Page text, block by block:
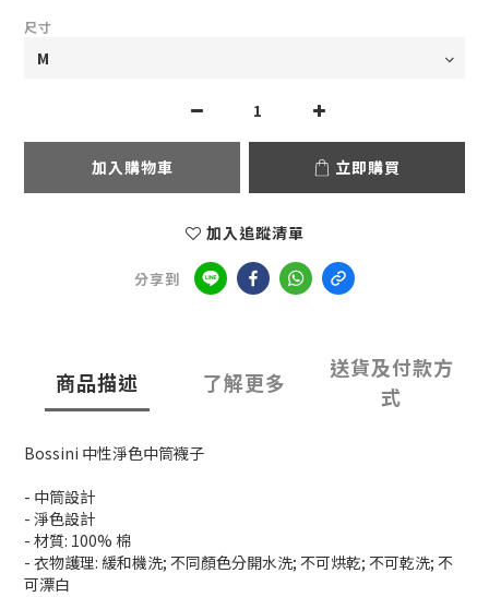
尺寸
加入購物車 立即購買
加入追蹤清單
分享到
商品描述 了解更多
送貨及付款方
式
Bossini 中性淨色中筒襪子
- 中筒設計
- 淨色設計
- 材質: 100% 棉
- 衣物護理: 緩和機洗; 不同顏色分開水洗; 不可烘乾; 不可乾洗; 不
可漂白